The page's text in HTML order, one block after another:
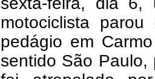
motociclista
pedágio em
sentido São